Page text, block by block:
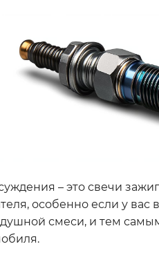
– это свечи
особенно если у вас
смеси, и тем